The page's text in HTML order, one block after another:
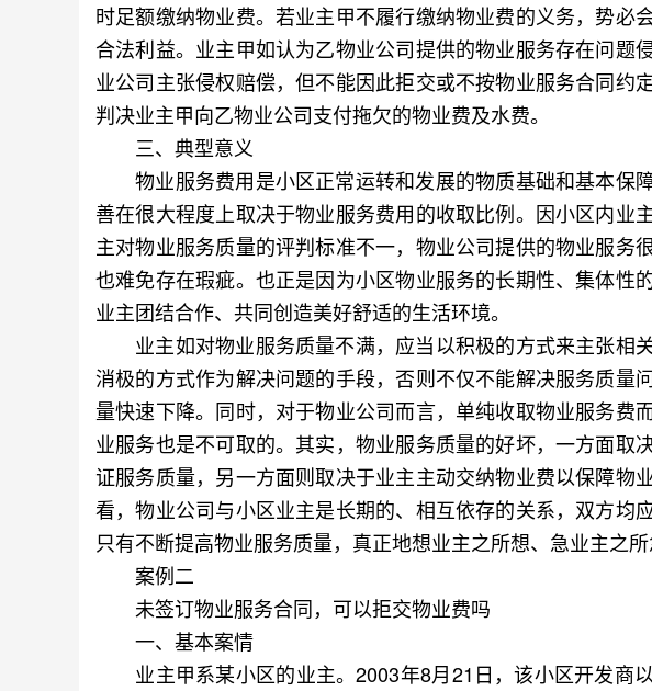
时足额缴纳物业费。若业主甲不履行缴纳物业费的义务，势必
合法利益。业主甲如认为乙物业公司提供的物业服务存在问题
业公司主张侵权赔偿，但不能因此拒交或不按物业服务合同约
判决业主甲向乙物业公司支付拖欠的物业费及水费。
三、典型意义
物业服务费用是小区正常运转和发展的物质基础和基本保
善在很大程度上取决于物业服务费用的收取比例。因小区内业
主对物业服务质量的评判标准不一，物业公司提供的物业服务
也难免存在瑕疵。也正是因为小区物业服务的长期性、集体性
业主团结合作、共同创造美好舒适的生活环境。
业主如对物业服务质量不满，应当以积极的方式来主张相
消极的方式作为解决问题的手段，否则不仅不能解决服务质量
量快速下降。同时，对于物业公司而言，单纯收取物业服务费
业服务也是不可取的。其实，物业服务质量的好坏，一方面取
证服务质量，另一方面则取决于业主主动交纳物业费以保障物
看，物业公司与小区业主是长期的、相互依存的关系，双方均
只有不断提高物业服务质量，真正地想业主之所想、急业主之
案例二
未签订物业服务合同，可以拒交物业费吗
一、基本案情
业主甲系某小区的业主。2003年8月21日，该小区开发商